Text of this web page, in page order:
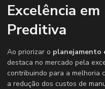
Excelência
Preditiva
Ao priorizar o planejamento
destaca no mercado pela
contribuindo para a melhoria
a redução dos custos de